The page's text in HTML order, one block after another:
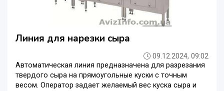
Линия для нарезки сыра
09.12.2024, 09:02
Автоматическая линия предназначена для разрезания
твердого сыра на прямоугольные куски с точным
весом. Оператор задает желаемый вес куска сыра и